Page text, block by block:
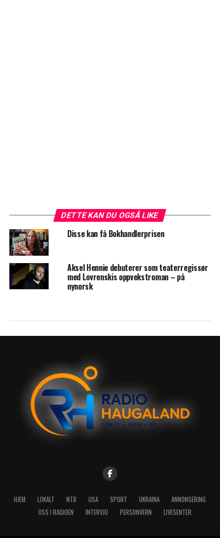
DETTE KAN DU OGSÅ LIKE
Disse kan få Bokhandlerprisen
Aksel Hennie debuterer som teaterregissør
med Lovrenskis oppvekstroman – på
nynorsk
HJEM LOKALT NTB USA SPORT UKRAINA
ANNONSERING
OSS I RADIOEN
INTERVJU PERSONVERN LIVESENTER